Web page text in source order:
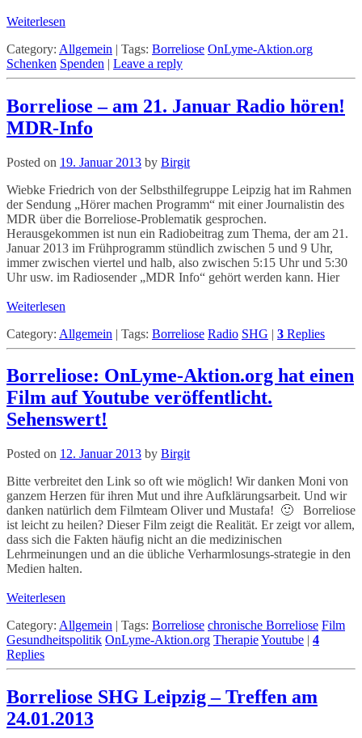
Weiterlesen
Category: Allgemein | Tags: Borreliose OnLyme-Aktion.org
Schenken Spenden | Leave a reply
Borreliose – am 21. Januar Radio hören!
MDR-Info
Posted on 19. Januar 2013 by Birgit
Wiebke Friedrich von der Selbsthilfegruppe Leipzig hat im Rahmen
der Sendung „Hörer machen Programm“ mit einer Journalistin des
MDR über die Borreliose-Problematik gesprochen.
Herausgekommen ist nun ein Radiobeitrag zum Thema, der am 21.
Januar 2013 im Frühprogramm stündlich zwischen 5 und 9 Uhr,
immer zwischen viertel und halb, also zwischen 5:15 Uhr und 5:30
Uhr usw. im Radiosender „MDR Info“ gehört werden kann. Hier
Weiterlesen
Category: Allgemein | Tags: Borreliose Radio SHG | 3 Replies
Borreliose: OnLyme-Aktion.org hat einen
Film auf Youtube veröffentlicht.
Sehenswert!
Posted on 12. Januar 2013 by Birgit
Bitte verbreitet den Link so oft wie möglich! Wir danken Moni von
ganzem Herzen für ihren Mut und ihre Aufklärungsarbeit. Und wir
danken natürlich dem Filmteam Oliver und Mustafa! 🙂 Borreliose
ist leicht zu heilen? Dieser Film zeigt die Realität. Er zeigt vor allem,
dass sich die Fakten häufig nicht an die medizinischen
Lehrmeinungen und an die übliche Verharmlosungs-strategie in den
Medien halten.
Weiterlesen
Category: Allgemein | Tags: Borreliose chronische Borreliose Film
Gesundheitspolitik OnLyme-Aktion.org TherapieYoutube | 4
Replies
Borreliose SHG Leipzig – Treffen am
24.01.2013